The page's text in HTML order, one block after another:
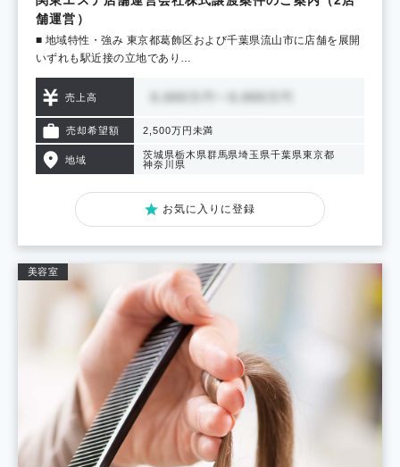
舗運営）
■ 地域特性・強み 東京都葛飾区および千葉県流山市に店舗を展開
いずれも駅近接の立地であり…
売上高
売却希望額 2,500万円未満
地域 茨城県栃木県群馬県埼玉県千葉県東京都
神奈川県
お気に入りに登録
美容室